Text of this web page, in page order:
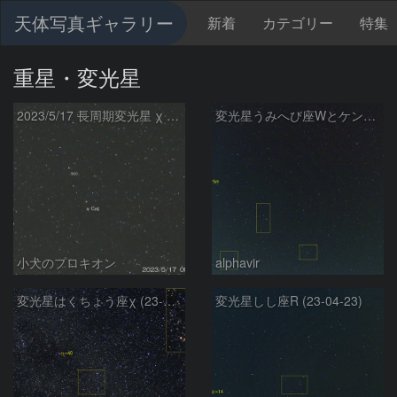
天体写真ギャラリー 新着 カテゴリー 特集
重星・変光星
2023/5/17 長周期変光星 χ Cyg
小犬のプロキオン
変光星うみへび座Wとケンタウルス座TW
alphavir
変光星はくちょう座χ (23-04-23) 変光星しし座R (23-04-23)